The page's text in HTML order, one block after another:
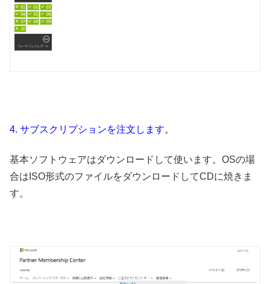
4. サブスクリプションを注文します。
基本ソフトウェアはダウンロードして使います。OSの場
合はISO形式のファイルをダウンロードしてCDに焼きま
す。